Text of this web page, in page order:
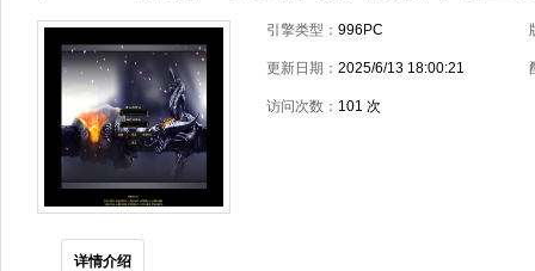
引擎类型： 996PC
更新日期： 2025/6/13 18:00:21
访问次数： 101 次
详情介绍